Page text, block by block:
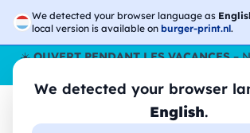
We detected your browser language as
local version is available on burger-print.nl.
We detected your browser
English.
☀️OUVERT PENDANT LES VACANCES–